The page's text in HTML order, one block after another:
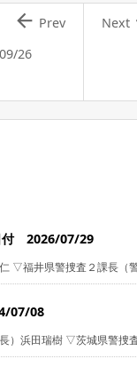
Next
26
 Prev
付 2026/07/29
▽福井県警捜査２課長（
07/08
）浜田瑞樹 ▽茨城県警捜